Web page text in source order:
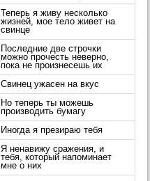
Теперь я живу несколько
жизней, мое тело живет на
свинце
Последние две строчки
можно прочесть неверно,
пока не произнесешь их
Свинец ужасен на вкус
Но теперь ты можешь
производить бумагу
Иногда я презираю тебя
Я ненавижу сражения, и
тебя, который напоминает
мне о них